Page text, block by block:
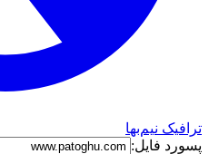
نیم‌بها
فایل: